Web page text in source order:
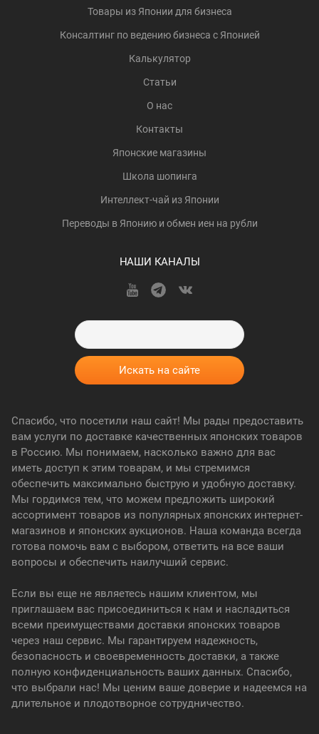
Товары из Японии для бизнеса
Консалтинг по ведению бизнеса с Японией
Калькулятор
Статьи
О нас
Контакты
Японские магазины
Школа шопинга
Интеллект-чай из Японии
Переводы в Японию и обмен иен на рубли
НАШИ КАНАЛЫ
Спасибо, что посетили наш сайт! Мы рады предоставить
вам услуги по доставке качественных японских товаров
в Россию. Мы понимаем, насколько важно для вас
иметь доступ к этим товарам, и мы стремимся
обеспечить максимально быструю и удобную доставку.
Мы гордимся тем, что можем предложить широкий
ассортимент товаров из популярных японских интернет-
магазинов и японских аукционов. Наша команда всегда
готова помочь вам с выбором, ответить на все ваши
вопросы и обеспечить наилучший сервис.
Если вы еще не являетесь нашим клиентом, мы
приглашаем вас присоединиться к нам и насладиться
всеми преимуществами доставки японских товаров
через наш сервис. Мы гарантируем надежность,
безопасность и своевременность доставки, а также
полную конфиденциальность ваших данных. Спасибо,
что выбрали нас! Мы ценим ваше доверие и надеемся на
длительное и плодотворное сотрудничество.